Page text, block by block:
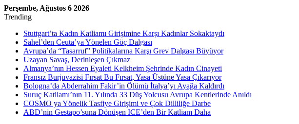
Perşembe, Ağustos 6 2026
Trending
Stuttgart’ta Kadın Katliamı Girişimine Karşı Kadınlar Sokaktaydı
Sahel’den Ceuta’ya Yönelen Göç Dalgası
Avrupa’da “Tasarruf” Politikalarına Karşı Grev Dalgası Büyüyor
Uzayan Savaş, Derinleşen Çıkmaz
Almanya’nın Hessen Eyaleti Kelkheim Şehrinde Kadın Cinayeti
Fransız Burjuvazisi Fırsat Bu Fırsat, Yasa Üstüne Yasa Çıkarıyor
Bologna’da Abderrahim Fakir’in Ölümü İtalya’yı Ayağa Kaldırdı
Suruç Katliamı’nın 11. Yılında 33 Düş Yolcusu Avrupa Kentlerinde Anıldı
COSMO ya Yönelik Tasfiye Girişimi ve Çok Dilliliğe Darbe
ABD’nin Gestapo’suna Dönüşen ICE’den Bir Katliam Daha